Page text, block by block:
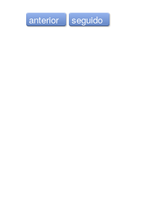
anterior seguido